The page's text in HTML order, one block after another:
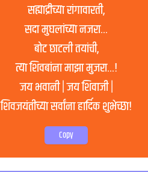
सह्याद्रीच्या रांगावारती,
सदा मुघलांच्या नजरा…
बोट छाटली तयांची,
त्या शिवबांना माझा मुजरा…!
जय भवानी | जय शिवाजी |
शिवजयंतीच्या सर्वांना हार्दिक शुभेच्छा!
Copy